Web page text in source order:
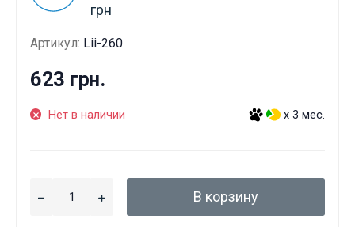
грн
Артикул: Lii-260
623 грн.
Нет в наличии x 3 мес.
В корзину